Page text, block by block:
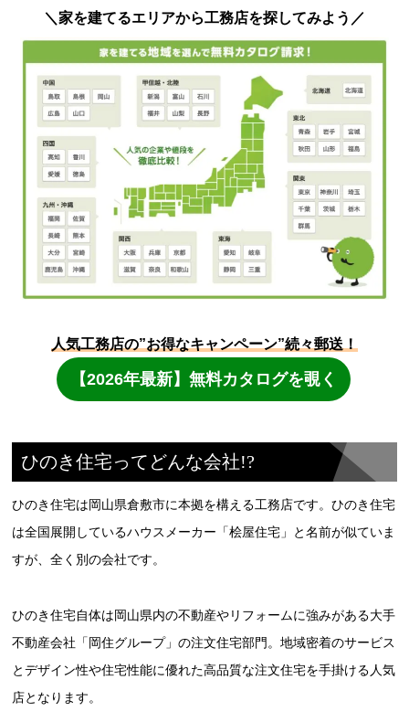
ひのき住宅ってどんな会社!?
ひのき住宅は岡山県倉敷市に本拠を構える工務店です。ひのき住宅
は全国展開しているハウスメーカー「桧屋住宅」と名前が似ていま
すが、全く別の会社です。
ひのき住宅自体は岡山県内の不動産やリフォームに強みがある大手
不動産会社「岡住グループ」の注文住宅部門。地域密着のサービス
とデザイン性や住宅性能に優れた高品質な注文住宅を手掛ける人気
店となります。